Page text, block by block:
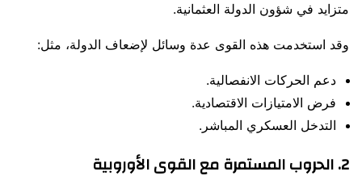
متزايد في شؤون الدولة العثمانية.
وقد استخدمت هذه القوى عدة وسائل لإضعاف الدولة، مثل:
دعم الحركات الانفصالية.
فرض الامتيازات الاقتصادية.
التدخل العسكري المباشر.
2. الحروب المستمرة مع القوى الأوروبية